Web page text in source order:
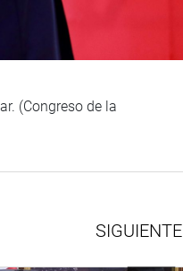
(Congreso de la
SIGUIENTE